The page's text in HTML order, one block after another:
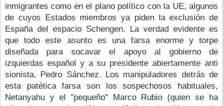
inmigrantes como en el plano político con la UE, algunos
de cuyos Estados miembros ya piden la exclusión de
España del espacio Schengen. La verdad evidente es
que todo este asunto es una farsa enorme y torpe
diseñada para socavar el apoyo al gobierno de
izquierdas español y a su presidente abiertamente anti
sionista, Pedro Sánchez. Los manipuladores detrás de
esta patética farsa son los sospechosos habituales,
Netanyahu y el "pequeño" Marco Rubio (quien se ha